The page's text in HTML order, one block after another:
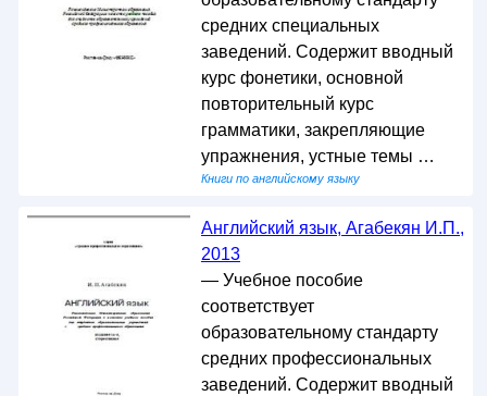
средних специальных
заведений. Содержит вводный
курс фонетики, основной
повторительный курс
грамматики, закрепляющие
упражнения, устные темы …
Книги по английскому языку
Английский язык, Агабекян И.П.,
2013
— Учебное пособие
соответствует
образовательному стандарту
средних профессиональных
заведений. Содержит вводный